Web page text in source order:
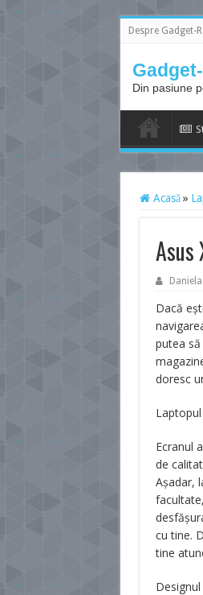
Despre Gadget-
Din pasiune
Acasă »
Daniela
Dacă
putea
doresc
Ecranul
de
Așadar,
cu tine.
tine